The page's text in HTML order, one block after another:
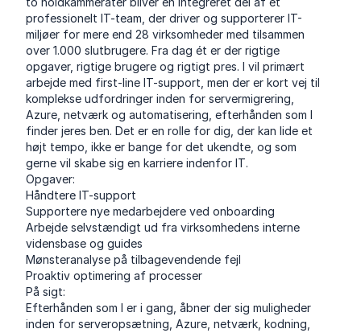
professionelt IT-team, der driver og supporterer IT-
miljøer for mere end 28 virksomheder med tilsammen
over 1.000 slutbrugere. Fra dag ét er der rigtige
opgaver, rigtige brugere og rigtigt pres. I vil primært
arbejde med first-line IT-support, men der er kort vej til
komplekse udfordringer inden for servermigrering,
Azure, netværk og automatisering, efterhånden som I
finder jeres ben. Det er en rolle for dig, der kan lide et
højt tempo, ikke er bange for det ukendte, og som
gerne vil skabe sig en karriere indenfor IT.
Opgaver:
Håndtere IT-support
Supportere nye medarbejdere ved onboarding
Arbejde selvstændigt ud fra virksomhedens interne
vidensbase og guides
Mønsteranalyse på tilbagevendende fejl
Proaktiv optimering af processer
På sigt:
Efterhånden som I er i gang, åbner der sig muligheder
inden for serveropsætning, Azure, netværk, kodning,